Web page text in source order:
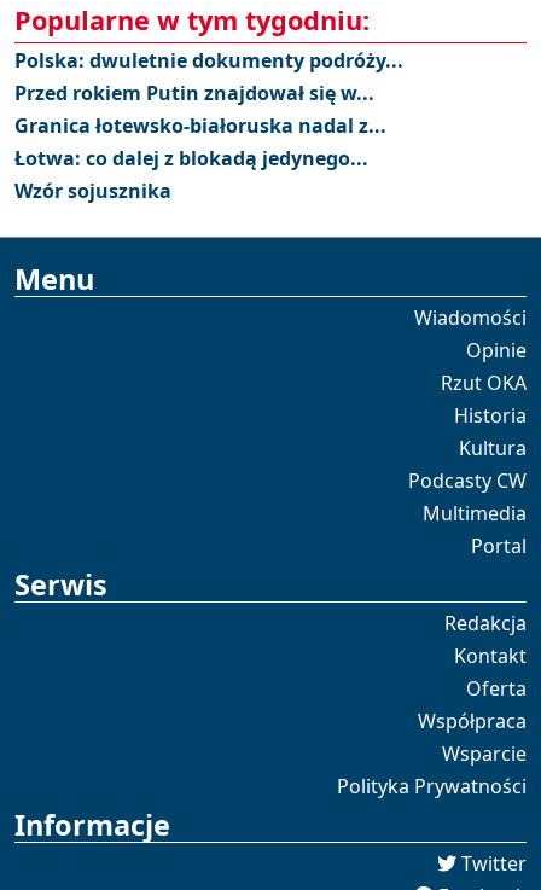
Popularne w tym tygodniu:
Polska: dwuletnie dokumenty podróży...
Przed rokiem Putin znajdował się w...
Granica łotewsko-białoruska nadal z...
Łotwa: co dalej z blokadą jedynego...
Wzór sojusznika
Menu
Wiadomości
Opinie
Rzut OKA
Historia
Kultura
Podcasty CW
Multimedia
Portal
Serwis
Redakcja
Kontakt
Oferta
Współpraca
Wsparcie
Polityka Prywatności
Informacje
Twitter